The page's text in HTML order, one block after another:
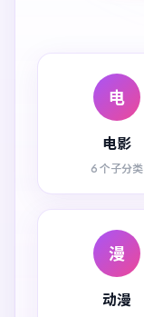
电
电影
6 个子分类
漫
动漫